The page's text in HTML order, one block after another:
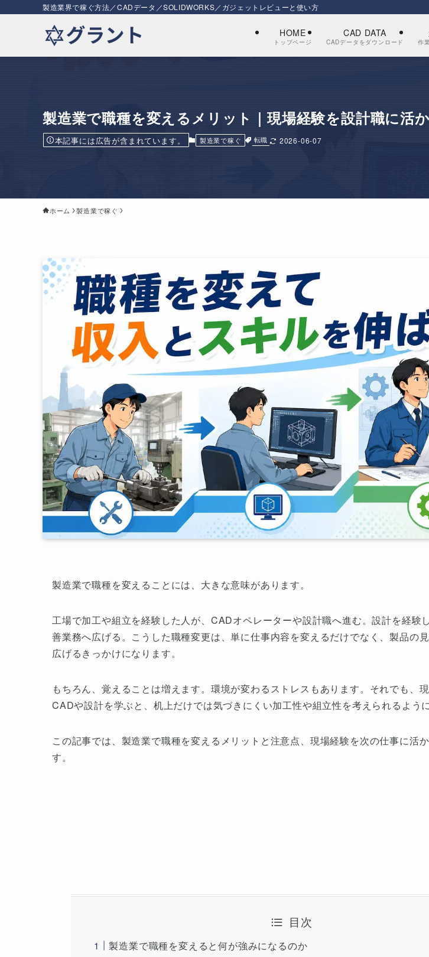
製造業界で稼ぐ方法／CADデータ／SOLIDWORKS／ガジェットレビューと使い方
HOME
トップページ
CAD DATA
CADデータをダウンロード 作
製造業で職種を変えるメリット｜現場経験を設計職に活
本記事には広告が含まれています。 製造業で稼ぐ 転職 2026-06-07
ホーム 製造業で稼ぐ
製造業で職種を変えることには、大きな意味があります。
工場で加工や組立を経験した人が、CADオペレーターや設計職へ進む。設計を経験
善業務へ広げる。こうした職種変更は、単に仕事内容を変えるだけでなく、製品の
広げるきっかけになります。
もちろん、覚えることは増えます。環境が変わるストレスもあります。それでも、
CADや設計を学ぶと、机上だけでは気づきにくい加工性や組立性を考えられるように
この記事では、製造業で職種を変えるメリットと注意点、現場経験を次の仕事に活
す。
目次
製造業で職種を変えると何が強みになるのか